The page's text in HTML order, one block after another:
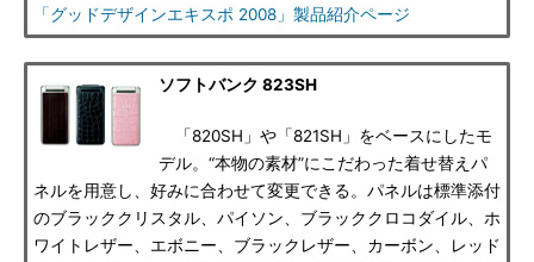
「グッドデザインエキスポ 2008」製品紹介ページ
ソフトバンク 823SH
「820SH」や「821SH」をベースにしたモ
デル。“本物の素材”にこだわった着せ替えパ
ネルを用意し、好みに合わせて変更できる。パネルは標準添付
のブラッククリスタル、パイソン、ブラッククロコダイル、ホ
ワイトレザー、エボニー、ブラックレザー、カーボン、レッド